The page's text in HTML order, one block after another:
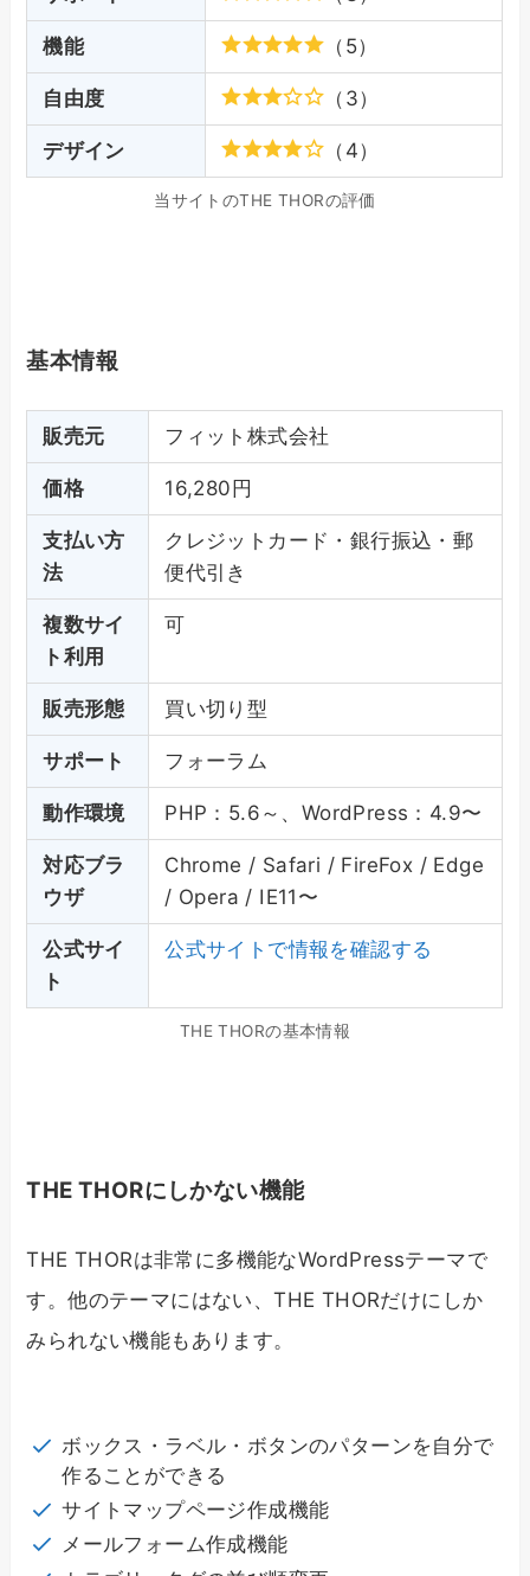
機能 （5）
自由度 （3）
デザイン （4）
当サイトのTHE THORの評価
基本情報
販売元 フィット株式会社
価格 16,280円
支払い方
法
クレジットカード・銀行振込・郵
便代引き
複数サイ
ト利用
可
販売形態 買い切り型
サポート フォーラム
動作環境 PHP：5.6～、WordPress：4.9〜
対応ブラ
ウザ
Chrome / Safari / FireFox / Edge
/ Opera / IE11〜
公式サイ
ト
公式サイトで情報を確認する
THE THORの基本情報
THE THORにしかない機能
THE THORは非常に多機能なWordPressテーマで
す。他のテーマにはない、THE THORだけにしか
みられない機能もあります。
ボックス・ラベル・ボタンのパターンを自分で
作ることができる
サイトマップページ作成機能
メールフォーム作成機能